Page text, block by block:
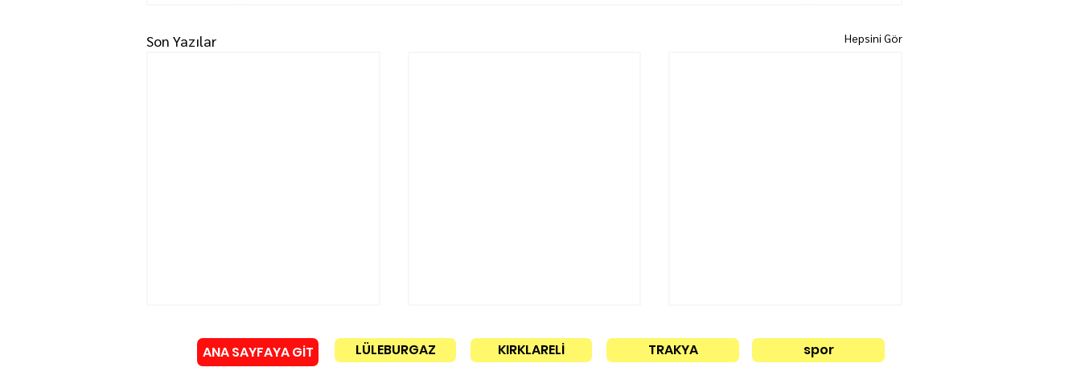
Son Yazılar Hepsini Gör
ANA SAYFAYA GİT LÜLEBURGAZ KIRKLARELİ TRAKYA spor